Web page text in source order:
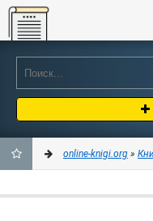
Online-knigi.org
online-knigi.org »